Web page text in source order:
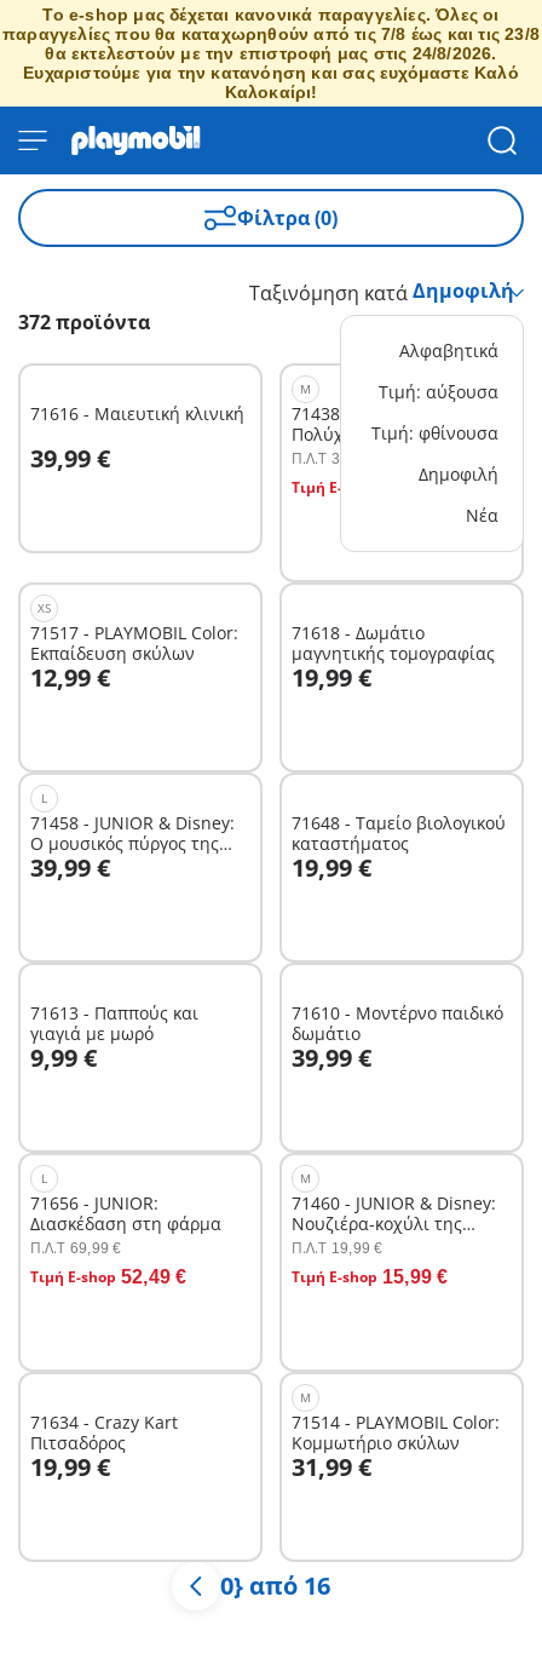
Το e-shop μας δέχεται κανονικά παραγγελίες. Όλες οι
παραγγελίες που θα καταχωρηθούν από τις 7/8 έως και τις 23/8
θα εκτελεστούν με την επιστροφή μας στις 24/8/2026.
Ευχαριστούμε για την κατανόηση και σας ευχόμαστε Καλό
Καλοκαίρι!
Φίλτρα (0)
372 προϊόντα
Ταξινόμηση κατά
Αλφαβητικά
Τιμή: αύξουσα
Τιμή: φθίνουσα
Δημοφιλή
Νέα
71616 - Μαιευτική κλινική
39,99 €
M
71438 - JUNIOR & Tinti:
Πολύχρωμο χταπόδι
Π.Λ.T 39,99 €
Τιμή E-shop 31,99 €
XS
71517 - PLAYMOBIL Color:
Εκπαίδευση σκύλων
12,99 €
Στο καλάθι
71618 - Δωμάτιο
μαγνητικής τομογραφίας
19,99 €
Στο καλάθι
L
71458 - JUNIOR & Disney:
Ο μουσικός πύργος της
Μπελ
39,99 €
Στο καλάθι
71648 - Ταμείο βιολογικού
καταστήματος
19,99 €
Στο καλάθι
71613 - Παππούς και
γιαγιά με μωρό
9,99 €
Στο καλάθι
71610 - Μοντέρνο παιδικό
δωμάτιο
39,99 €
Στο καλάθι
L
71656 - JUNIOR:
Διασκέδαση στη φάρμα
Π.Λ.T 69,99 €
Τιμή E-shop 52,49 €
Στο καλάθι
M
71460 - JUNIOR & Disney:
Νουζιέρα-κοχύλι της
Άριελ
Π.Λ.T 19,99 €
Τιμή E-shop 15,99 €
Στο καλάθι
71634 - Crazy Kart
Πιτσαδόρος
19,99 €
Στο καλάθι
M
71514 - PLAYMOBIL Color:
Κομμωτήριο σκύλων
31,99 €
Στο καλάθι
0} από 16